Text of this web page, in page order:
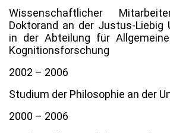
Wissenschaftlicher
Doktorand an der Justus-Liebig
in der Abteilung für
Kognitionsforschung
2002 – 2006
Studium der Philosophie an der
2000 – 2006